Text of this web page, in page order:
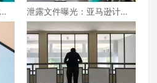
泄露文件曝光：亚马逊计划
用机器人取代60万美国员
工！